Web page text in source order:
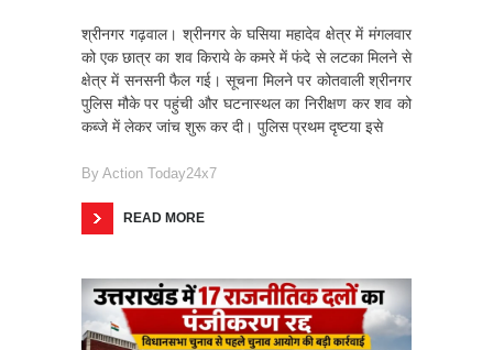
श्रीनगर गढ़वाल। श्रीनगर के घसिया महादेव क्षेत्र में मंगलवार
को एक छात्र का शव किराये के कमरे में फंदे से लटका मिलने से
क्षेत्र में सनसनी फैल गई। सूचना मिलने पर कोतवाली श्रीनगर
पुलिस मौके पर पहुंची और घटनास्थल का निरीक्षण कर शव को
कब्जे में लेकर जांच शुरू कर दी। पुलिस प्रथम दृष्टया इसे
By Action Today24x7
READ MORE